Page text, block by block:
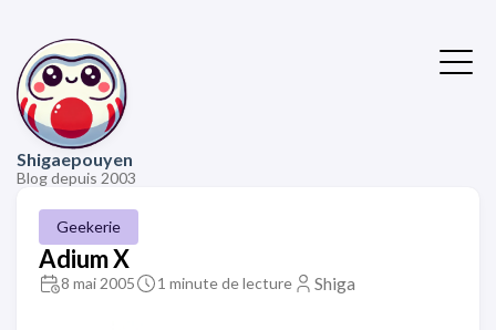
Shigaepouyen
Blog depuis 2003
Geekerie
Adium X
8 mai 2005 1 minute de lecture Shiga